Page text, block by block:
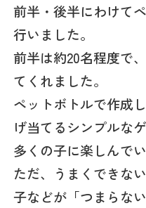
前半・後半にわけて
行いました。
前半は約20名程度で
てくれました。
ペットボトルで作成
げ当てるシンプルな
多くの子に楽しんで
ただ、うまくできな
子などが「つまらな